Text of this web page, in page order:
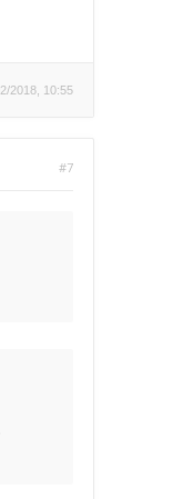
2018, 10:55
#7